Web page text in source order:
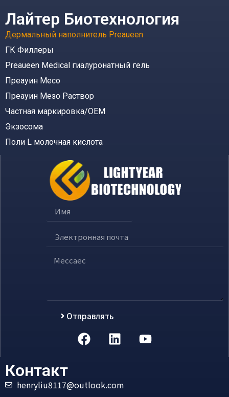
Лайтер Биотехнология
Дермальный наполнитель Preaueen
ГК Филлеры
Preaueen Medical гиалуронатный гель
Преауин Месо
Преауин Мезо Раствор
Частная маркировка/OEM
Экзосома
Поли L молочная кислота
Отправлять
Alternative:
Контакт
henryliu8117@outlook.com